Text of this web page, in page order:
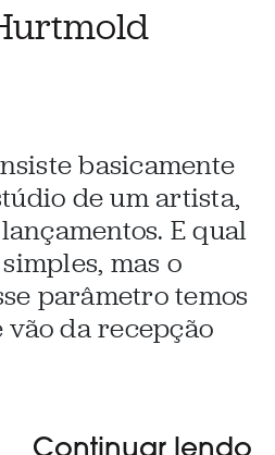
basicamente
de um artista,
E qual
mas o
parâmetro temos
da recepção